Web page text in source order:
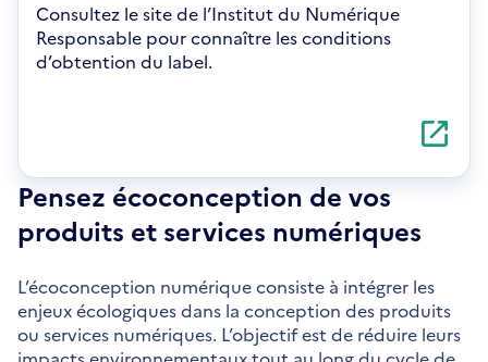
Consultez le site de l’Institut du Numérique
Responsable pour connaître les conditions
d’obtention du label.
nouvelle
fenêtre
Pensez écoconception de vos
produits et services numériques
L’écoconception numérique consiste à intégrer les
enjeux écologiques dans la conception des produits
ou services numériques. L’objectif est de réduire leurs